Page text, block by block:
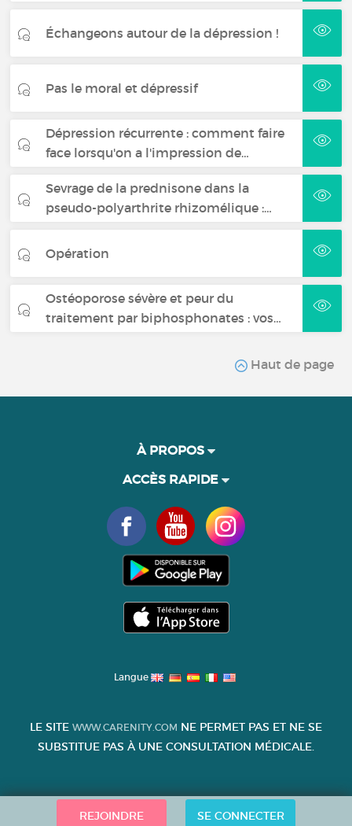
Échangeons autour de la dépression !
Pas le moral et dépressif
Dépression récurrente : comment faire
face lorsqu'on a l'impression de…
Sevrage de la prednisone dans la
pseudo-polyarthrite rhizomélique :…
Opération
Ostéoporose sévère et peur du
traitement par biphosphonates : vos…
Haut de page
REJOINDRE SE CONNECTER
À PROPOS
ACCÈS RAPIDE
Langue
LE SITE WWW.CARENITY.COM NE PERMET PAS ET NE SE
SUBSTITUE PAS À UNE CONSULTATION MÉDICALE.